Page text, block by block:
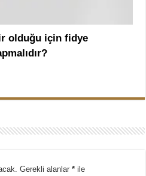
olduğu için fidye
Gerekli alanlar* ile